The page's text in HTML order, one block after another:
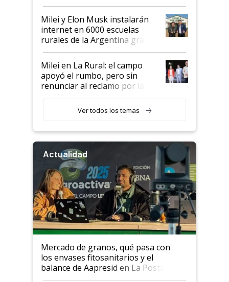
Milei y Elon Musk instalarán
internet en 6000 escuelas
rurales de la Argentina gracias
a un acuerdo con Starlink
Milei en La Rural: el campo
apoyó el rumbo, pero sin
renunciar al reclamo por las
Ver todos los temas
Actualidad
Mercado de granos, qué pasa con
los envases fitosanitarios y el
balance de Aapresid en La Posta